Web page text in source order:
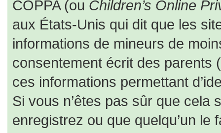
COPPA (ou Children’s Online
aux États-Unis qui dit que les
informations de mineurs de
consentement écrit des parents
ces informations permettant
Si vous n’êtes pas sûr que cela
enregistrez ou que quelqu’un